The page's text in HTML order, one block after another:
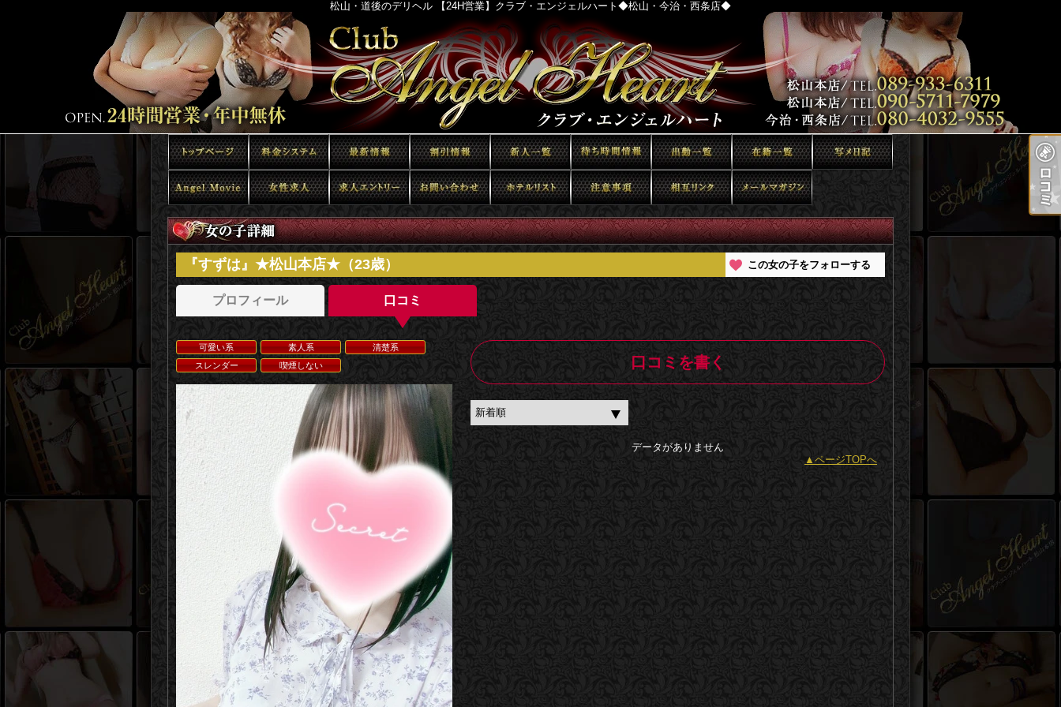
松山・道後のデリヘル 【24H営業】クラブ・エンジェルハート◆松山・今治・西条店◆
『すずは』★松山本店★（23歳） この女の子をフォローする
プロフィール 口コミ
可愛い系 素人系
清楚系
スレンダー
喫煙しない 口コミを書く
データがありません
ページTOPへ